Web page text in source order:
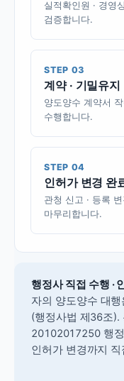
실적확인원 · 경영
검증합니다.
STEP 03
계약 · 기밀유지
양도양수 계약서
수행합니다.
STEP 04
인허가 변경 완
관청 신고 · 등록
마무리합니다.
행정사 직접 수행 ·
자의 양도양수 대
(행정사법 제36조).
20102017250 행
인허가 변경까지